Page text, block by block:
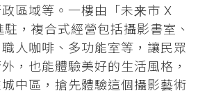
區域等。一樓由「未来市 X
駐，複合式經營包括攝影書室、
人咖啡、多功能室等，讓民眾
，也能體驗美好的生活風格，
中區，搶先體驗這個攝影藝術